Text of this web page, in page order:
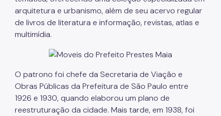
arquitetura e urbanismo, além de seu acervo regular
de livros de literatura e informação, revistas, atlas e
multimídia.
O patrono foi chefe da Secretaria de Viação e
Obras Públicas da Prefeitura de São Paulo entre
1926 e 1930, quando elaborou um plano de
reestruturação da cidade. Mais tarde, em 1938, foi